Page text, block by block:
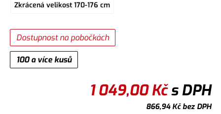
Zkrácená velikost 170-176 cm
100 a více kusů
Dostupnost na pobočkách
1 049,00Kčs DPH
866,94Kčbez DPH